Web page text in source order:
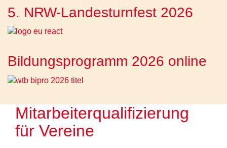
5. NRW-Landesturnfest 2026
Bildungsprogramm 2026 online
Mitarbeiterqualifizierung
für Vereine